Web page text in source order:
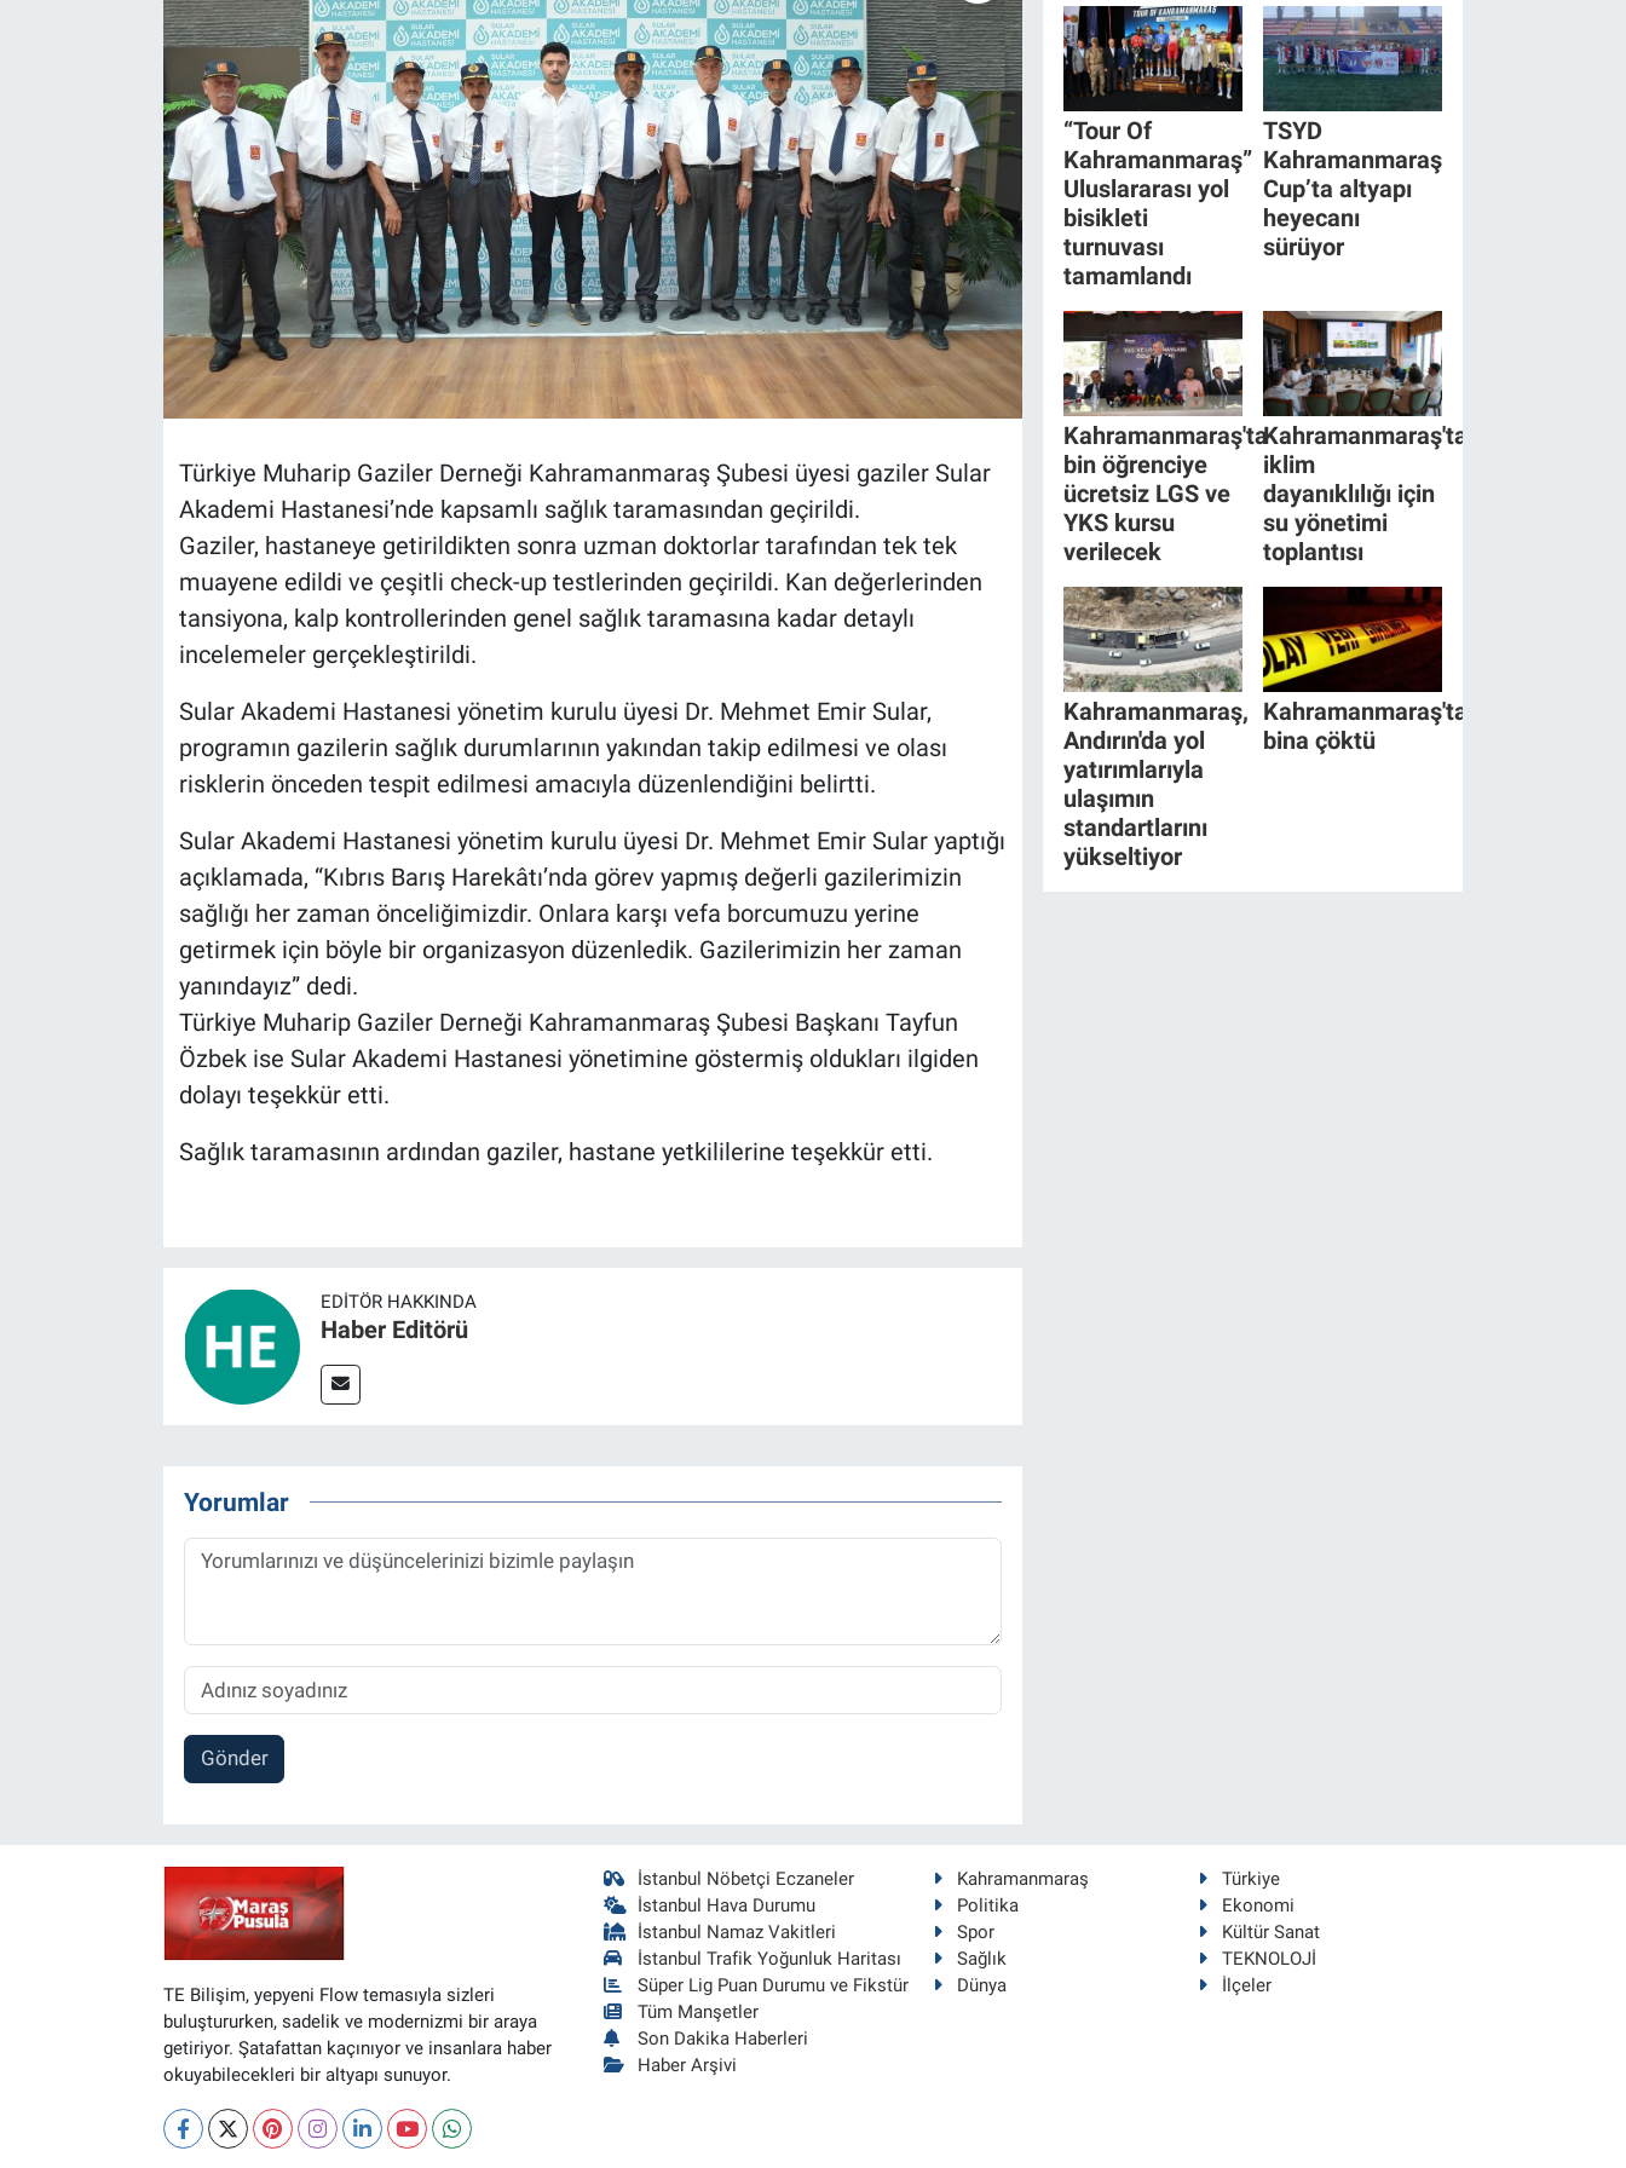
Türkiye Muharip Gaziler Derneği Kahramanmaraş Şubesi üyesi gaziler Sular
Akademi Hastanesi’nde kapsamlı sağlık taramasından geçirildi.
Gaziler, hastaneye getirildikten sonra uzman doktorlar tarafından tek tek
muayene edildi ve çeşitli check-up testlerinden geçirildi. Kan değerlerinden
tansiyona, kalp kontrollerinden genel sağlık taramasına kadar detaylı
incelemeler gerçekleştirildi.
Sular Akademi Hastanesi yönetim kurulu üyesi Dr. Mehmet Emir Sular,
programın gazilerin sağlık durumlarının yakından takip edilmesi ve olası
risklerin önceden tespit edilmesi amacıyla düzenlendiğini belirtti.
Sular Akademi Hastanesi yönetim kurulu üyesi Dr. Mehmet Emir Sular yaptığı
açıklamada, “Kıbrıs Barış Harekâtı’nda görev yapmış değerli gazilerimizin
sağlığı her zaman önceliğimizdir. Onlara karşı vefa borcumuzu yerine
getirmek için böyle bir organizasyon düzenledik. Gazilerimizin her zaman
yanındayız” dedi.
Türkiye Muharip Gaziler Derneği Kahramanmaraş Şubesi Başkanı Tayfun
Özbek ise Sular Akademi Hastanesi yönetimine göstermiş oldukları ilgiden
dolayı teşekkür etti.
Sağlık taramasının ardından gaziler, hastane yetkililerine teşekkür etti.
EDITÖR HAKKINDA
Haber Editörü
Yorumlar
Gönder
“Tour Of
Kahramanmaraş”
Uluslararası yol
bisikleti
turnuvası
tamamlandı
TSYD
Kahramanmaraş
Cup’ta altyapı
heyecanı
sürüyor
Kahramanmaraş'ta
bin öğrenciye
ücretsiz LGS ve
YKS kursu
verilecek
Kahramanmaraş'ta
iklim
dayanıklılığı için
su yönetimi
toplantısı
Kahramanmaraş,
Andırın'da yol
yatırımlarıyla
ulaşımın
standartlarını
yükseltiyor
Kahramanmaraş'ta
bina çöktü
TE Bilişim, yepyeni Flow temasıyla sizleri
buluştururken, sadelik ve modernizmi bir araya
getiriyor. Şatafattan kaçınıyor ve insanlara haber
okuyabilecekleri bir altyapı sunuyor.
İstanbul Nöbetçi Eczaneler
İstanbul Hava Durumu
İstanbul Namaz Vakitleri
İstanbul Trafik Yoğunluk Haritası
Süper Lig Puan Durumu ve Fikstür
Tüm Manşetler
Son Dakika Haberleri
Haber Arşivi
Kahramanmaraş
Türkiye
Politika
Ekonomi
Spor
Kültür Sanat
Sağlık
TEKNOLOJİ
Dünya
İlçeler
TEKNOLOJİ
Bilim, Teknoloji
HABERDE İNSAN
BİLİM VE TEKNOLOJİ